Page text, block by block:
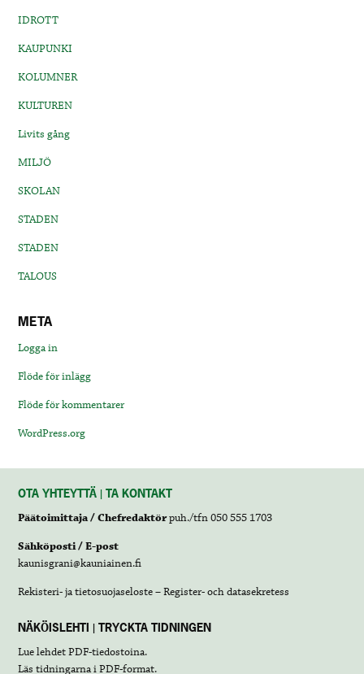
IDROTT
KAUPUNKI
KOLUMNER
KULTUREN
Livits gång
MILJÖ
SKOLAN
STADEN
STADEN
TALOUS
META
Logga in
Flöde för inlägg
Flöde för kommentarer
WordPress.org
OTA YHTEYTTÄ | TA KONTAKT
Päätoimittaja / Chefredaktörpuh./tfn 050 555 1703
Sähköposti / E-post
kaunisgrani@kauniainen.fi
Rekisteri- ja tietosuojaseloste – Register- och datasekretess
NÄKÖISLEHTI | TRYCKTA TIDNINGEN
Lue lehdetPDF-tiedostoina.
Läs tidningarna iPDF-format.